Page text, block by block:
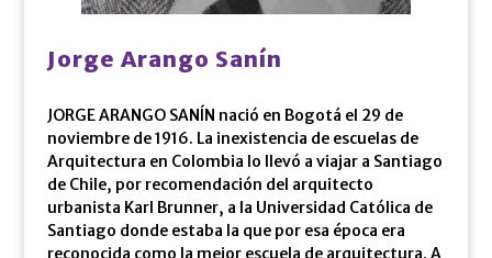
Jorge Arango Sanín
JORGE ARANGO SANÍN nació en Bogotá el 29 de
noviembre de 1916. La inexistencia de escuelas de
Arquitectura en Colombia lo llevó a viajar a Santiago
de Chile, por recomendación del arquitecto
urbanista Karl Brunner, a la Universidad Católica de
Santiago donde estaba la que por esa época era
reconocida como la mejor escuela de arquitectura. A